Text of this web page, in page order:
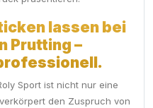
lassen bei
Prutting –
Sport ist nicht nur eine
den Zuspruch von